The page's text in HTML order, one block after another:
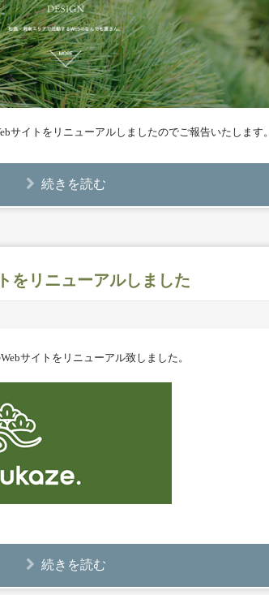
サイトをリニューアルしましたのでご報告いたします。
続きを読む
をリニューアルしました
サイトをリニューアル致しました。
続きを読む